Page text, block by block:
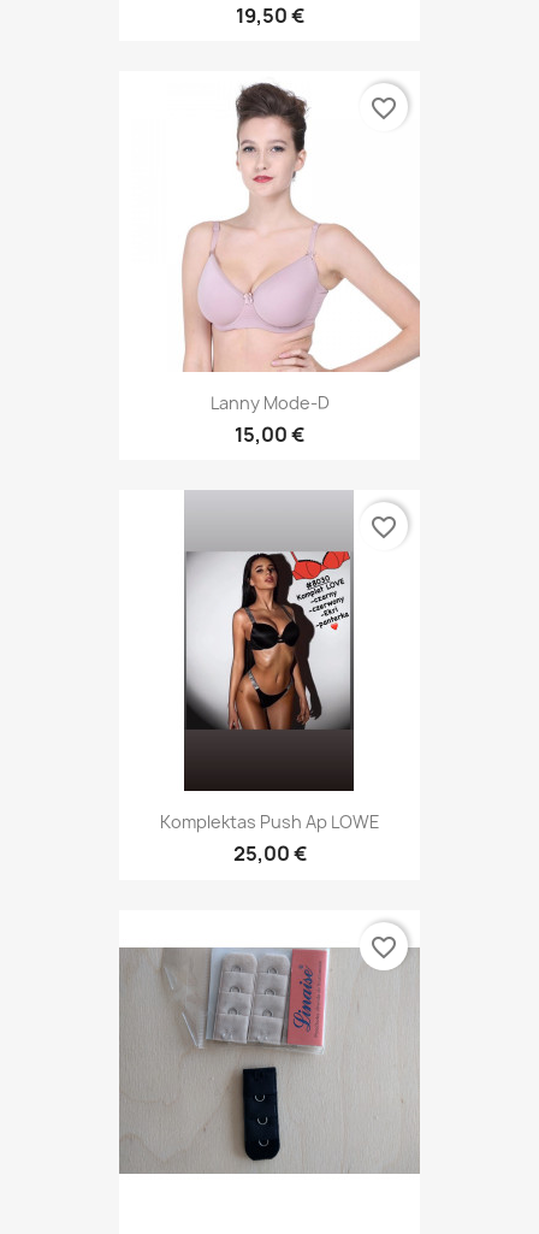
19,50 €
Lanny Mode-D
15,00 €
favorite_border
Komplektas Push Ap LOWE
25,00 €
favorite_border
favorite_border